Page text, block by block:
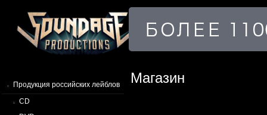
Продукция российских лейблов
CD
Магазин